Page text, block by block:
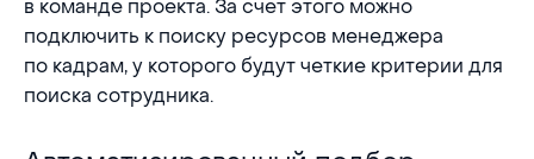
в команде проекта. За счет этого можно
подключить к поиску ресурсов менеджера
по кадрам, у которого будут четкие критерии для
поиска сотрудника.